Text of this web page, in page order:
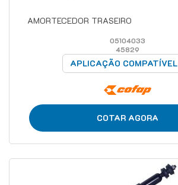
AMORTECEDOR TRASEIRO
05104033
45829
APLICAÇÃO COMPATÍVEL
COTAR AGORA